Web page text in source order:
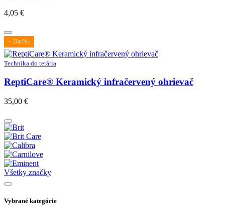
4,05 €
+ Darček
Technika do terária
ReptiCare® Keramický infračervený ohrievač
35,00 €
Všetky značky
Vybrané kategórie